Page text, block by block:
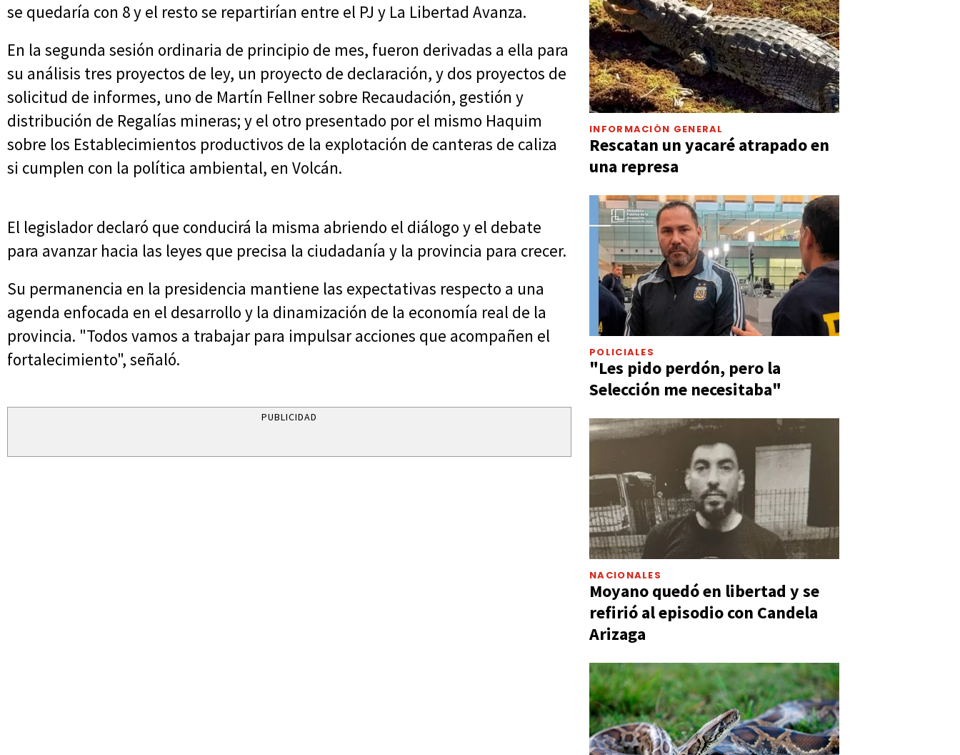
se quedaría con 8 y el resto se repartirían entre el PJ y La Libertad Avanza.
En la segunda sesión ordinaria de principio de mes, fueron derivadas a ella para
su análisis tres proyectos de ley, un proyecto de declaración, y dos proyectos de
solicitud de informes, uno de Martín Fellner sobre Recaudación, gestión y
distribución de Regalías mineras; y el otro presentado por el mismo Haquim
sobre los Establecimientos productivos de la explotación de canteras de caliza
si cumplen con la política ambiental, en Volcán.
El legislador declaró que conducirá la misma abriendo el diálogo y el debate
para avanzar hacia las leyes que precisa la ciudadanía y la provincia para crecer.
Su permanencia en la presidencia mantiene las expectativas respecto a una
agenda enfocada en el desarrollo y la dinamización de la economía real de la
provincia. "Todos vamos a trabajar para impulsar acciones que acompañen el
fortalecimiento", señaló.
PUBLICIDAD
INFORMACIÓN GENERAL
Rescatan un yacaré atrapado en
una represa
POLICIALES
"Les pido perdón, pero la
Selección me necesitaba"
NACIONALES
Moyano quedó en libertad y se
refirió al episodio con Candela
Arizaga